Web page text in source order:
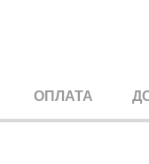
ОПЛАТА